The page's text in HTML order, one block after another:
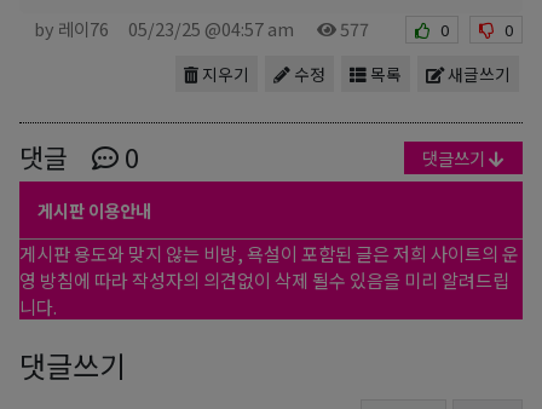
by 레이76 05/23/25 @04:57 am 577 0 0
새글쓰기
목록
수정
지우기
댓글 0 댓글쓰기
게시판 이용안내
게시판 용도와 맞지 않는 비방, 욕설이 포함된 글은 저희 사이트의 운
영 방침에 따라 작성자의 의견없이 삭제 될수 있음을 미리 알려드립
니다.
댓글쓰기